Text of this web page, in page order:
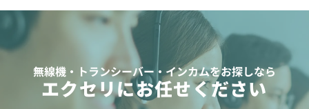
無線機・トランシーバー・インカムをお探しなら
エクセリにお任せください